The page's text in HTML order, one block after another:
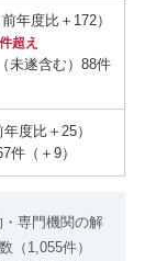
年度比＋172）
超え
未遂含む）88件
度比＋25）
件（＋9）
専門機関の解
（1,055件）